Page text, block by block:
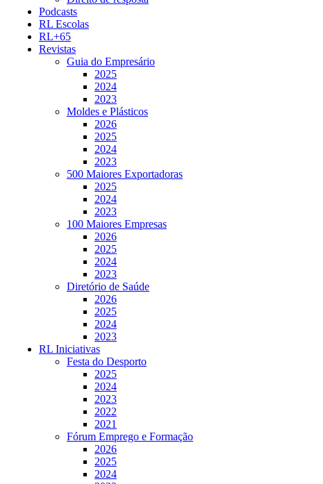
Podcasts
RL Escolas
RL+65
Revistas
Guia do Empresário
2025
2024
2023
Moldes e Plásticos
2026
2025
2024
2023
500 Maiores Exportadoras
2025
2024
2023
100 Maiores Empresas
2026
2025
2024
2023
Diretório de Saúde
2026
2025
2024
2023
RL Iniciativas
Festa do Desporto
2025
2024
2023
2022
2021
Fórum Emprego e Formação
2026
2025
2024